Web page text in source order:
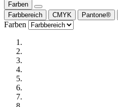
Farben
Farbbereich
CMYK Pantone®
Farben